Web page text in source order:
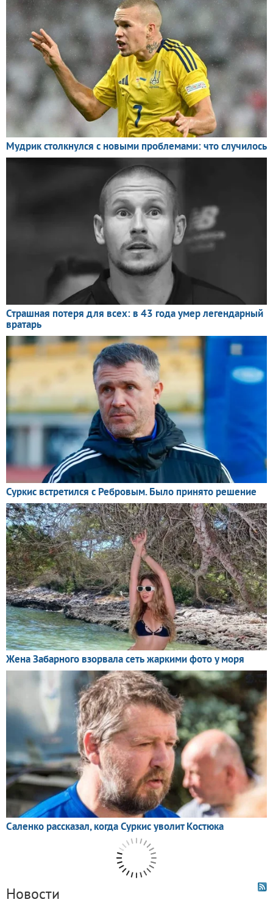
Новости